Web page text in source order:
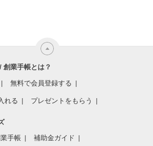
創業手帳とは？
無料で会員登録する
れる プレゼントをもらう
手帳 補助金ガイド